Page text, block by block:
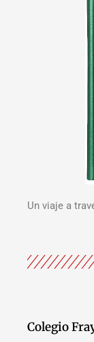
Un viaje a
Colegio